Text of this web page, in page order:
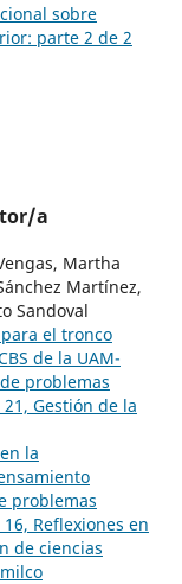
sobre
parte 2 de 2
a
Martha
Martínez,
Sandoval
el tronco
de la UAM-
problemas
Gestión de la
la
problemas
Reflexiones en
de ciencias